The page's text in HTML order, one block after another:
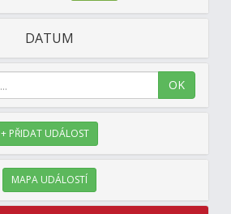
DATUM
OK
+ PŘIDAT UDÁLOST
MAPA UDÁLOSTÍ